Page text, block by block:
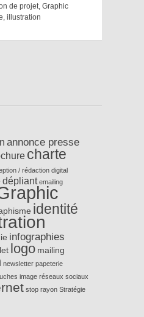
de projet, Graphic
, illustration
annonce presse
charte
/ rédaction digital
dépliant emailing
identité
infographies
logo mailing
newsletter papeterie
image réseaux sociaux
stop rayon Stratégie